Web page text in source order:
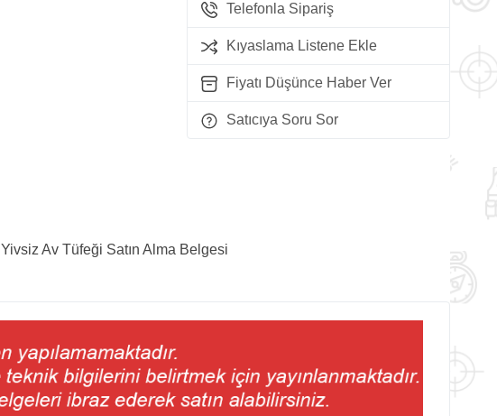
Telefonla Sipariş
Kıyaslama Listene Ekle
Fiyatı Düşünce Haber Ver
Satıcıya Soru Sor
Yivsiz Av Tüfeği Satın Alma Belgesi